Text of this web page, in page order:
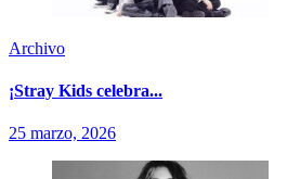
Archivo
¡Stray Kids celebra...
25 marzo, 2026